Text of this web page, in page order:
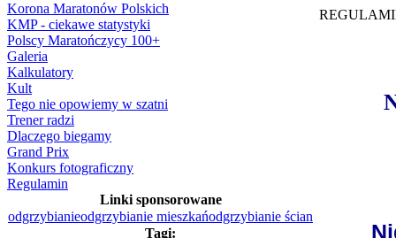
Korona Maratonów Polskich
KMP - ciekawe statystyki
Polscy Maratończycy 100+
Galeria
Kalkulatory
Kult
Tego nie opowiemy w szatni
Trener radzi
Dlaczego biegamy
Grand Prix
Konkurs fotograficzny
Regulamin
Linki sponsorowane
odgrzybianieodgrzybianie mieszkańodgrzybianie ścian
Tagi: